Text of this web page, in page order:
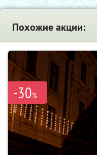
Похожие акции:
-30%